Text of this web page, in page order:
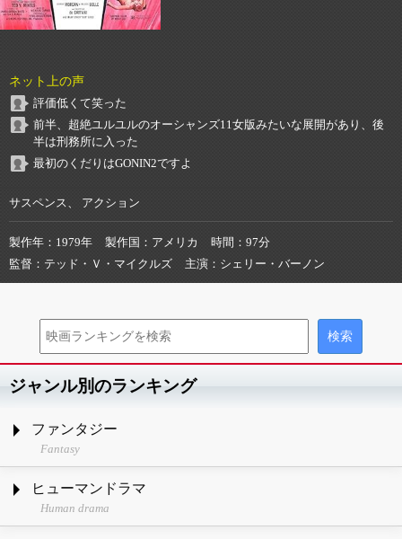
ネット上の声
評価低くて笑った
前半、超絶ユルユルのオーシャンズ11女版みたいな展開があり、後
半は刑務所に入った
最初のくだりはGONIN2ですよ
サスペンス、 アクション
製作年 1979年 製作国 アメリカ 時間
97分
監督
テッド・Ｖ・マイクルズ 主演 シェリー・バーノン
ジャンル別のランキング
ファンタジー
Fantasy
ヒューマンドラマ
Human drama